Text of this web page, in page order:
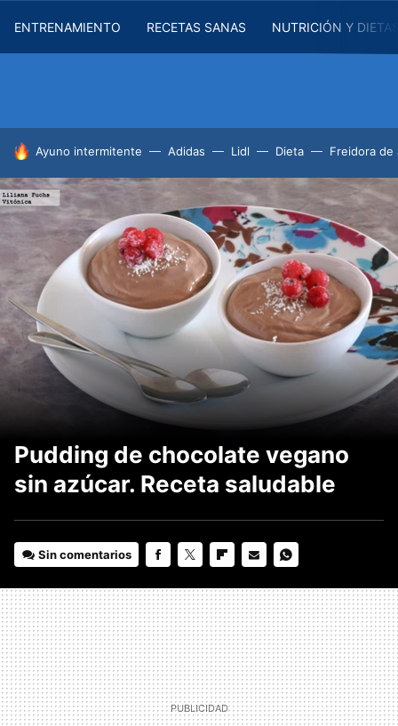
ENTRENAMIENTO RECETAS SANAS NUTRICIÓN Y
HOY SE HABLA DE
Ayuno intermitente Adidas Lidl Dieta Freidora de
Pudding de chocolate vegano
sin azúcar. Receta saludable
Sin comentarios
MAIL